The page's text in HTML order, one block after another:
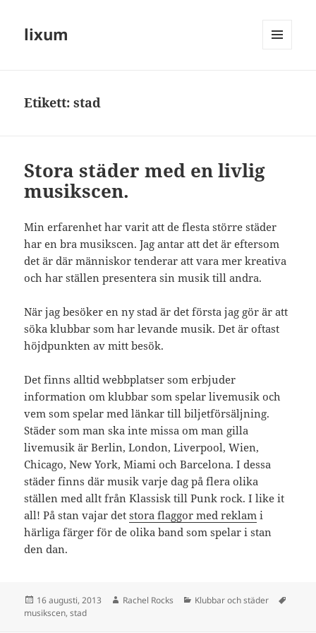
lixum
Etikett:stad
Stora städer med en livlig
musikscen.
Min erfarenhet har varit att de flesta större städer
har en bra musikscen. Jag antar att det är eftersom
det är där människor tenderar att vara mer kreativa
och har ställen presentera sin musik till andra.
När jag besöker en ny stad är det första jag gör är att
söka klubbar som har levande musik. Det är oftast
höjdpunkten av mitt besök.
Det finns alltid webbplatser som erbjuder
information om klubbar som spelar livemusik och
vem som spelar med länkar till biljetförsäljning.
Städer som man ska inte missa om man gilla
livemusik är Berlin, London, Liverpool, Wien,
Chicago, New York, Miami och Barcelona. I dessa
städer finns där musik varje dag på flera olika
ställen med allt från Klassisk till Punk rock. I like it
all! På stan vajar detstora flaggor med reklam i
härliga färger för de olika band som spelar i stan
den dan.
Postat
16 augusti, 2013 Författare
Rachel Rocks Kategorier
Klubbar och städer
musikscen,stad